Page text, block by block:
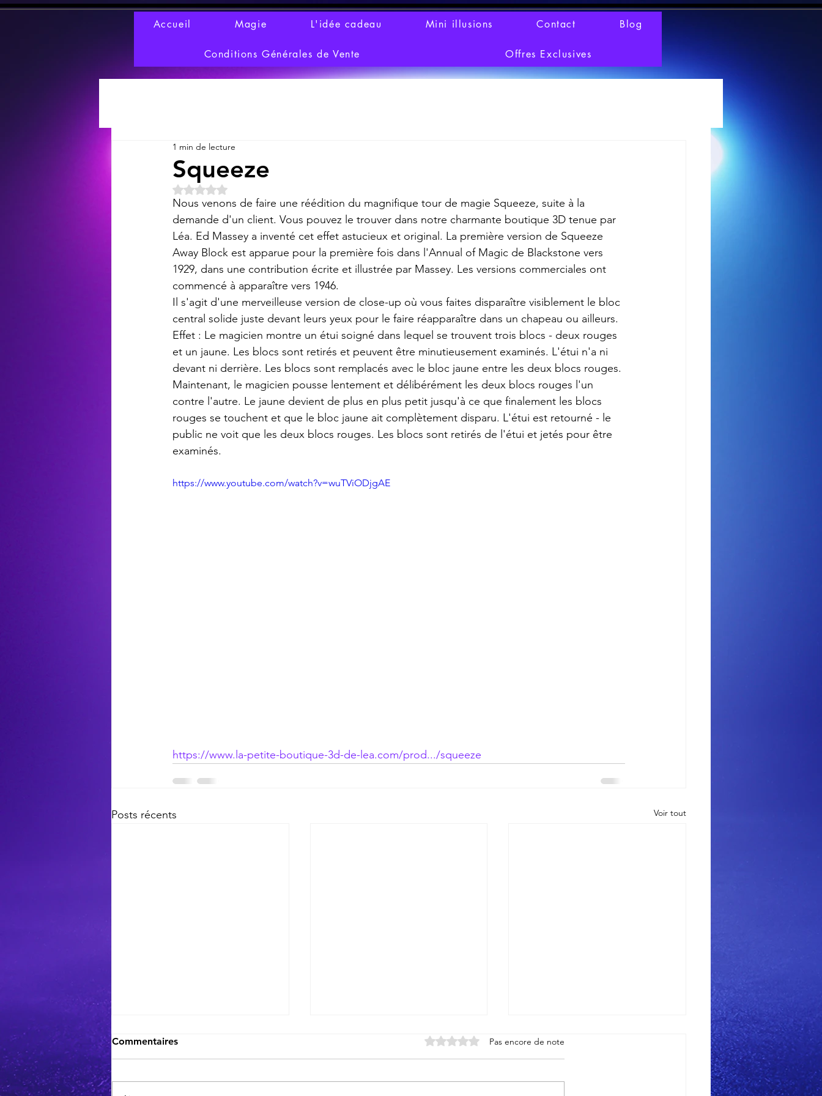
Accueil Magie L'idée cadeau Mini illusions Contact Blog
Conditions Générales de Vente Offres Exclusives
Squeeze
1 min de lecture
Noté NaN étoiles sur 5.
Nous venons de faire une réédition du magnifique tour de magie Squeeze, suite à la
demande d'un client. Vous pouvez le trouver dans notre charmante boutique 3D tenue par
Léa. Ed Massey a inventé cet effet astucieux et original. La première version de Squeeze
Away Block est apparue pour la première fois dans l'Annual of Magic de Blackstone vers
1929, dans une contribution écrite et illustrée par Massey. Les versions commerciales ont
commencé à apparaître vers 1946.
Il s'agit d'une merveilleuse version de close-up où vous faites disparaître visiblement le bloc
central solide juste devant leurs yeux pour le faire réapparaître dans un chapeau ou ailleurs.
Effet : Le magicien montre un étui soigné dans lequel se trouvent trois blocs - deux rouges
et un jaune. Les blocs sont retirés et peuvent être minutieusement examinés. L'étui n'a ni
devant ni derrière. Les blocs sont remplacés avec le bloc jaune entre les deux blocs rouges.
Maintenant, le magicien pousse lentement et délibérément les deux blocs rouges l'un
contre l'autre. Le jaune devient de plus en plus petit jusqu'à ce que finalement les blocs
rouges se touchent et que le bloc jaune ait complètement disparu. L'étui est retourné - le
public ne voit que les deux blocs rouges. Les blocs sont retirés de l'étui et jetés pour être
examinés.
https://www.youtube.com/watch?v=wuTViODjgAE
https://www.la-petite-boutique-3d-de-lea.com/prod.../squeeze
Posts récents Voir tout
Finger
Commentaires Noté 0 étoile sur 5.Pas encore de note